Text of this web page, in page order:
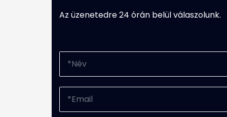
Az üzenetedre 24 órán belül válaszolunk.